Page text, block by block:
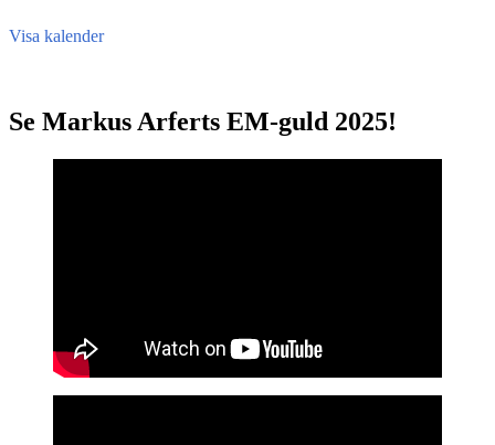
Visa kalender
Se Markus Arferts EM-guld 2025!